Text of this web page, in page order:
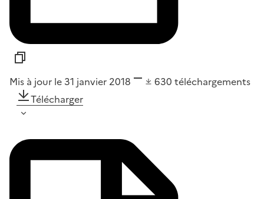
Mis à jour le 31 janvier 2018 630 téléchargements
Télécharger